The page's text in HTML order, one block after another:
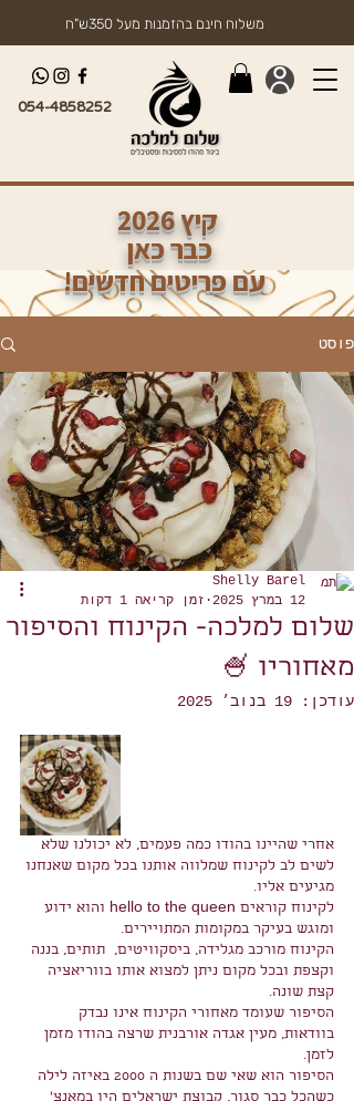
054-4858252
2026 קיץ
כבר כאן
משלוח חינם בהזמנות מעל 350ש"ח
!עם פריטים חדשים
פוסט
שלום למלכה- הקינוח והסיפור
מאחוריו 🍧
Shelly Barel
12 במרץ 2025
זמן קריאה 1 דקות
עודכן: 19 בנוב׳ 2025
אחרי שהיינו בהודו כמה פעמים, לא יכולנו שלא
לשים לב לקינוח שמלווה אותנו בכל מקום שאנחנו
מגיעים אליו.
לקינוח קוראים hello to the queen והוא ידוע
ומוגש בעיקר במקומות המתויירים.
הקינוח מורכב מגלידה, ביסקוויטים,  תותים, בננה
וקצפת ובכל מקום ניתן למצוא אותו בווריאציה
קצת שונה.
הסיפור שעומד מאחורי הקינוח אינו נבדק
בוודאות, מעין אגדה אורבנית שרצה בהודו מזמן
לזמן.
הסיפור הוא שאי שם בשנות ה 2000 באיזה לילה